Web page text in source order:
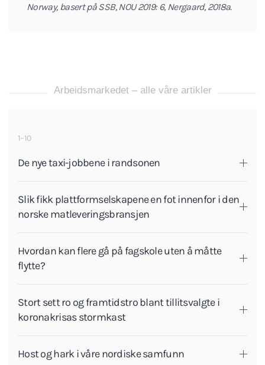
Norway, basert på SSB, NOU 2019: 6, Nergaard, 2018a.
Arbeidsmarkedet – alle våre artikler
1–10
De nye taxi-jobbene i randsonen
Slik fikk plattformselskapene en fot innenfor i den
norske matleveringsbransjen
Hvordan kan flere gå på fagskole uten å måtte
flytte?
Stort sett ro og framtidstro blant tillitsvalgte i
koronakrisas stormkast
Host og hark i våre nordiske samfunn